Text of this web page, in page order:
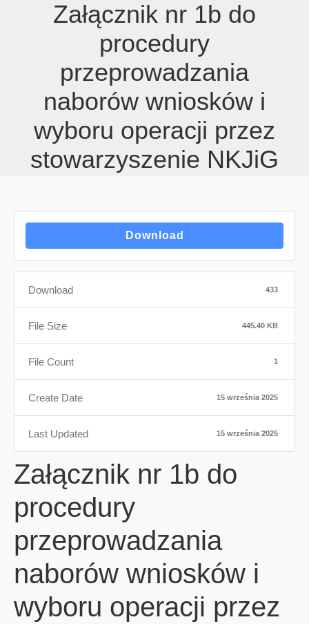
Załącznik nr 1b do
procedury
przeprowadzania
naborów wniosków i
wyboru operacji przez
stowarzyszenie NKJiG
Download
Download 433
File Size 445.40 KB
File Count 1
Create Date 15 września 2025
Last Updated 15 września 2025
Załącznik nr 1b do
procedury
przeprowadzania
naborów wniosków i
wyboru operacji przez